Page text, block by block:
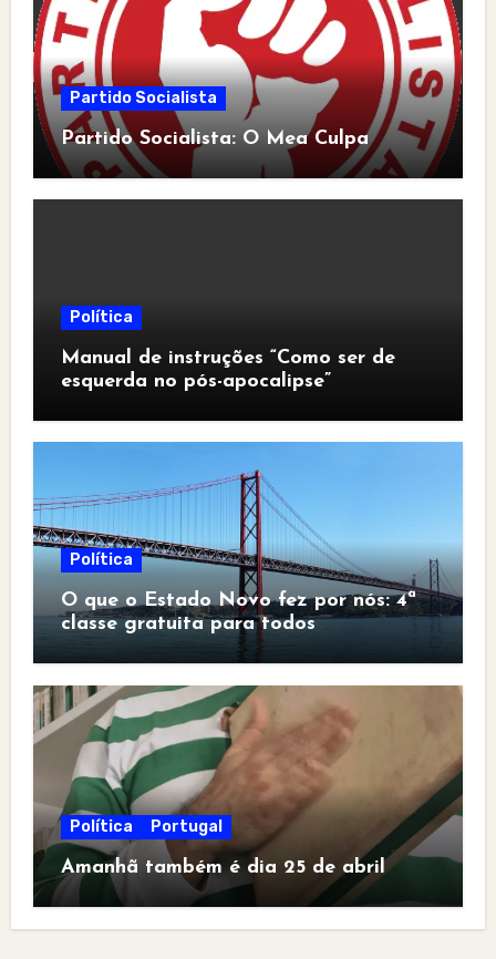
Partido Socialista
Partido Socialista: O Mea Culpa
Política
Manual de instruções “Como ser de
esquerda no pós-apocalipse”
Política
O que o Estado Novo fez por nós: 4ª
classe gratuita para todos
Política Portugal
Amanhã também é dia 25 de abril